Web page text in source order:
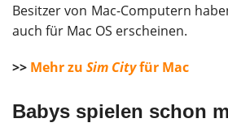
Besitzer von Mac-Computern
auch für Mac OS erscheinen.
>> Mehr zu Sim Cityfür Mac
Babys spielen schon